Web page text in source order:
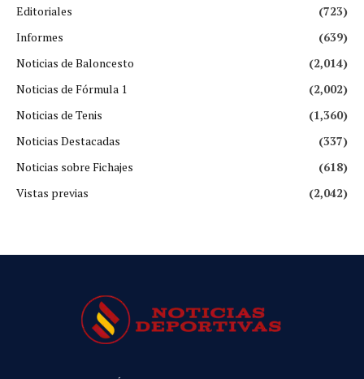
Editoriales
(723)
Informes
(639)
Noticias de Baloncesto
(2,014)
Noticias de Fórmula 1
(2,002)
Noticias de Tenis
(1,360)
Noticias Destacadas
(337)
Noticias sobre Fichajes
(618)
Vistas previas
(2,042)